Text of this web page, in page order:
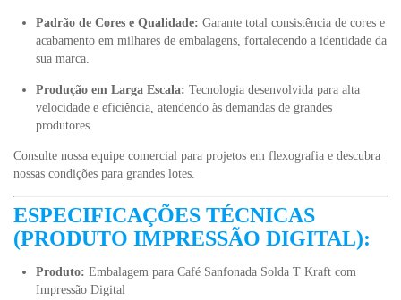
Padrão de Cores e Qualidade: Garante total consistência de cores e
acabamento em milhares de embalagens, fortalecendo a identidade da
sua marca.
Produção em Larga Escala: Tecnologia desenvolvida para alta
velocidade e eficiência, atendendo às demandas de grandes
produtores.
Consulte nossa equipe comercial para projetos em flexografia e descubra
nossas condições para grandes lotes.
ESPECIFICAÇÕES TÉCNICAS
(PRODUTO IMPRESSÃO DIGITAL):
Produto: Embalagem para Café Sanfonada Solda T Kraft com
Impressão Digital